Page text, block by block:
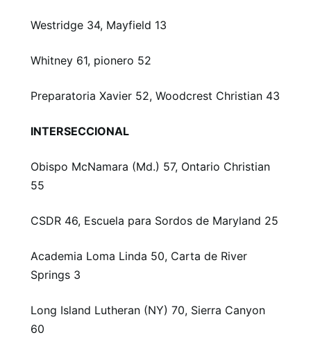
Westridge 34, Mayfield 13
Whitney 61, pionero 52
Preparatoria Xavier 52, Woodcrest Christian 43
INTERSECCIONAL
Obispo McNamara (Md.) 57, Ontario Christian
55
CSDR 46, Escuela para Sordos de Maryland 25
Academia Loma Linda 50, Carta de River
Springs 3
Long Island Lutheran (NY) 70, Sierra Canyon
60